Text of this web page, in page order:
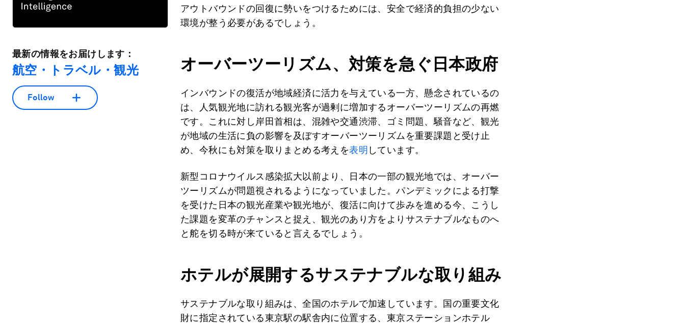
最新の情報をお届けします：
航空・トラベル・観光
Follow
アウトバウンドの回復に勢いをつけるためには、安全で経済的負担の少ない
環境が整う必要があるでしょう。
オーバーツーリズム、対策を急ぐ日本政府
インバウンドの復活が地域経済に活力を与えている一方、懸念されているの
は、人気観光地に訪れる観光客が過剰に増加するオーバーツーリズムの再燃
です。これに対し岸田首相は、混雑や交通渋滞、ゴミ問題、騒音など、観光
が地域の生活に負の影響を及ぼすオーバーツーリズムを重要課題と受け止
め、今秋にも対策を取りまとめる考えを表明 しています。
新型コロナウイルス感染拡大以前より、日本の一部の観光地では、オーバー
ツーリズムが問題視されるようになっていました。パンデミックによる打撃
を受けた日本の観光産業や観光地が、復活に向けて歩みを進める今、こうし
た課題を変革のチャンスと捉え、観光のあり方をよりサステナブルなものへ
と舵を切る時が来ていると言えるでしょう。
ホテルが展開するサステナブルな取り組み
サステナブルな取り組みは、全国のホテルで加速しています。国の重要文化
財に指定されている東京駅の駅舎内に位置する、東京ステーションホテル